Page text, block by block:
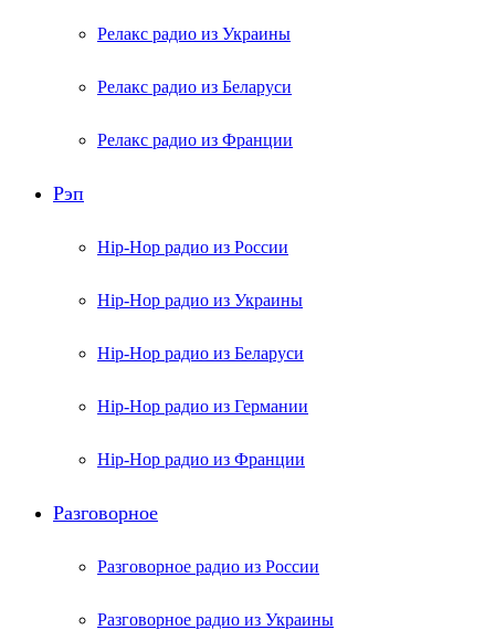
Релакс радио из Украины
Релакс радио из Беларуси
Релакс радио из Франции
Рэп
Hip-Hop радио из России
Hip-Hop радио из Украины
Hip-Hop радио из Беларуси
Hip-Hop радио из Германии
Hip-Hop радио из Франции
Разговорное
Разговорное радио из России
Разговорное радио из Украины